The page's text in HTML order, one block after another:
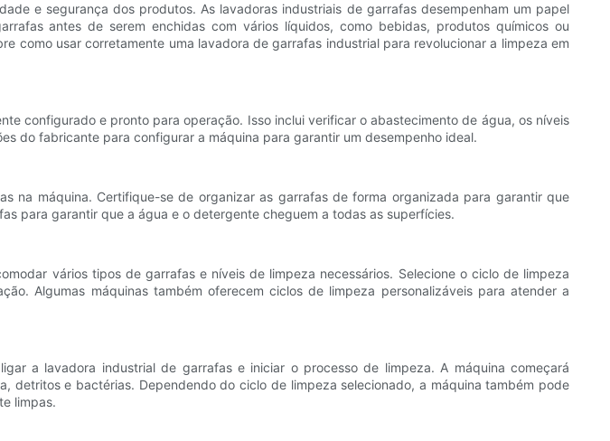
e segurança dos produtos. As lavadoras industriais de garrafas desempenham um papel
antes de serem enchidas com vários líquidos, como bebidas, produtos químicos ou
como usar corretamente uma lavadora de garrafas industrial para revolucionar a limpeza em
configurado e pronto para operação. Isso inclui verificar o abastecimento de água, os níveis
do fabricante para configurar a máquina para garantir um desempenho ideal.
na máquina. Certifique-se de organizar as garrafas de forma organizada para garantir que
para garantir que a água e o detergente cheguem a todas as superfícies.
vários tipos de garrafas e níveis de limpeza necessários. Selecione o ciclo de limpeza
Algumas máquinas também oferecem ciclos de limpeza personalizáveis ​​para atender a
a lavadora industrial de garrafas e iniciar o processo de limpeza. A máquina começará
e bactérias. Dependendo do ciclo de limpeza selecionado, a máquina também pode
limpas.